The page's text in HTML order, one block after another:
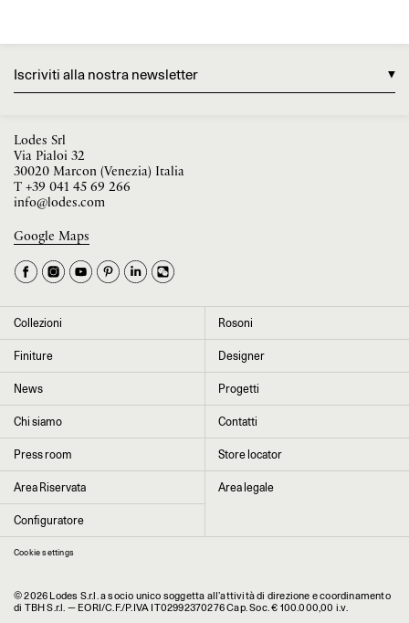
Iscriviti alla nostra newsletter
La tua occupazione è
Seleziona il paese ►
newsletter
Cliccando su “Invia” dichiaro di aver letto e accettato l’informativa Privacy
Lodes Srl
Via Pialoi 32
30020 Marcon (Venezia) Italia
T +39 041 45 69 266
info@lodes.com
Google Maps
Collezioni Rosoni
Finiture Designer
News Progetti
Chi siamo Contatti
Press room Store locator
Area Riservata Area legale
Configuratore
Cookie settings
© 2026 Lodes S.r.l. a socio unico soggetta all’attività di direzione e coordinamento
di TBH S.r.l. — EORI/C.F./P.IVA IT02992370276 Cap. Soc. € 100.000,00 i.v.